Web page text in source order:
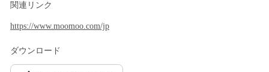
関連リンク
https://www.moomoo.com/jp
ダウンロード